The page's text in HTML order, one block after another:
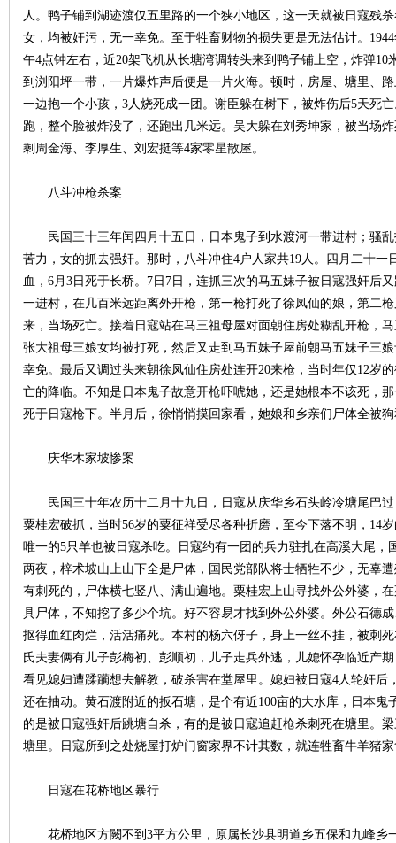
人。鸭子铺到湖迹渡仅五里路的一个狭小地区，这一天就被日寇残
女，均被奸污，无一幸免。至于牲畜财物的损失更是无法估计。
午4点钟左右，近20架飞机从长塘湾调转头来到鸭子铺上空，炸弹
到浏阳坪一带，一片爆炸声后便是一片火海。顿时，房屋、塘里、
一边抱一个小孩，3人烧死成一团。谢臣躲在树下，被炸伤后5天死
跑，整个脸被炸没了，还跑出几米远。吴大躲在刘秀坤家，被当场
剩周金海、李厚生、刘宏挺等4家零星散屋。
八斗冲枪杀案
民国三十三年闰四月十五日，日本鬼子到水渡河一带进村；骚乱
苦力，女的抓去强奸。那时，八斗冲住4户人家共19人。四月二十
血，6月3日死于长桥。7日7日，连抓三次的马五妹子被日寇强奸后
一进村，在几百米远距离外开枪，第一枪打死了徐凤仙的娘，第二
来，当场死亡。接着日寇站在马三祖母屋对面朝住房处糊乱开枪，
张大祖母三娘女均被打死，然后又走到马五妹子屋前朝马五妹子三
幸免。最后又调过头来朝徐凤仙住房处连开20来枪，当时年仅12岁
亡的降临。不知是日本鬼子故意开枪吓唬她，还是她根本不该死，
死于日寇枪下。半月后，徐悄悄摸回家看，她娘和乡亲们尸体全被
庆华木家坡惨案
民国三十年农历十二月十九日，日寇从庆华乡石头岭冷塘尾巴过
粟桂宏破抓，当时56岁的粟征祥受尽各种折磨，至今下落不明，14
唯一的5只羊也被日寇杀吃。日寇约有一团的兵力驻扎在高溪大尾
两夜，梓术坡山上山下全是尸体，国民党部队将士牺牲不少，无辜
有刺死的，尸体横七竖八、满山遍地。粟桂宏上山寻找外公外婆，
具尸体，不知挖了多少个坑。好不容易才找到外公外婆。外公石德
抠得血红肉烂，活活痛死。本村的杨六伢子，身上一丝不挂，被刺
氏夫妻俩有儿子彭梅初、彭顺初，儿子走兵外逃，儿媳怀孕临近产
看见媳妇遭蹂躏想去解教，破杀害在堂屋里。媳妇被日寇4人轮奸
还在抽动。黄石渡附近的扳石塘，是个有近100亩的大水库，日本
的是被日寇强奸后跳塘自杀，有的是被日寇追赶枪杀刺死在塘里。
塘里。日寇所到之处烧屋打炉门窗家界不计其数，就连牲畜牛羊猪
日寇在花桥地区暴行
花桥地区方闕不到3平方公里，原属长沙县明道乡五保和九峰乡